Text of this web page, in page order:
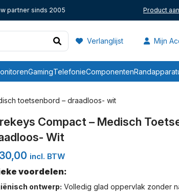
partner sinds 2005 Product
Verlanglijst Mijn
GamingTelefonieComponenten
toetsenbord – draadloos- wit
Compact – Medisch
Wit
incl. BTW
voordelen:
ontwerp: Volledig glad oppervlak zonder